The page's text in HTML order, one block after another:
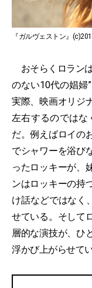
『ガルヴェストン』
おそらくロラン
のない10代の娼婦
実際、映画オリジ
左右するのではな
だ。例えばロイの
でシャワーを浴び
ったロッキーが、
ンはロッキーの持
け話などではなく
せている。そして
層的な演技が、ひ
浮かび上がらせて